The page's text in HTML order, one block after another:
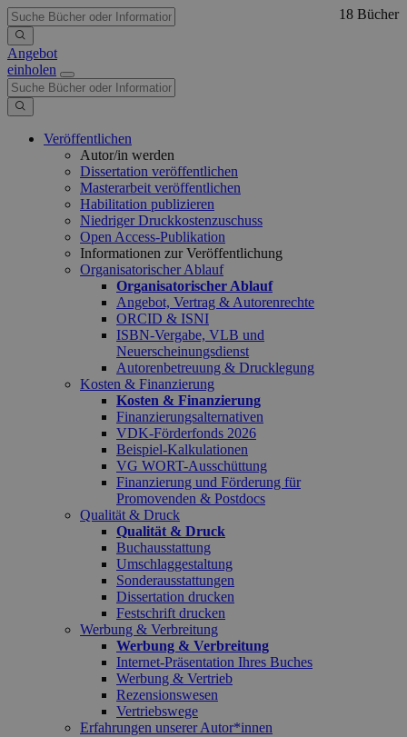
Angebot
einholen
Veröffentlichen
Autor/in werden
Dissertation veröffentlichen
Masterarbeit veröffentlichen
Habilitation publizieren
Niedriger Druckkostenzuschuss
Open Access-Publikation
Informationen zur Veröffentlichung
Organisatorischer Ablauf
Organisatorischer Ablauf
Angebot, Vertrag & Autorenrechte
ORCID & ISNI
ISBN-Vergabe, VLB und
Neuerscheinungsdienst
Autorenbetreuung & Drucklegung
Kosten & Finanzierung
Kosten & Finanzierung
Finanzierungsalternativen
VDK-Förderfonds 2026
Beispiel-Kalkulationen
VG WORT-Ausschüttung
Finanzierung und Förderung für
Promovenden & Postdocs
Qualität & Druck
Qualität & Druck
Buchausstattung
Umschlaggestaltung
Sonderausstattungen
Dissertation drucken
Festschrift drucken
Werbung & Verbreitung
Werbung & Verbreitung
Internet-Präsentation Ihres Buches
Werbung & Vertrieb
Rezensionswesen
Vertriebswege
Erfahrungen unserer Autor*innen
18 Bücher